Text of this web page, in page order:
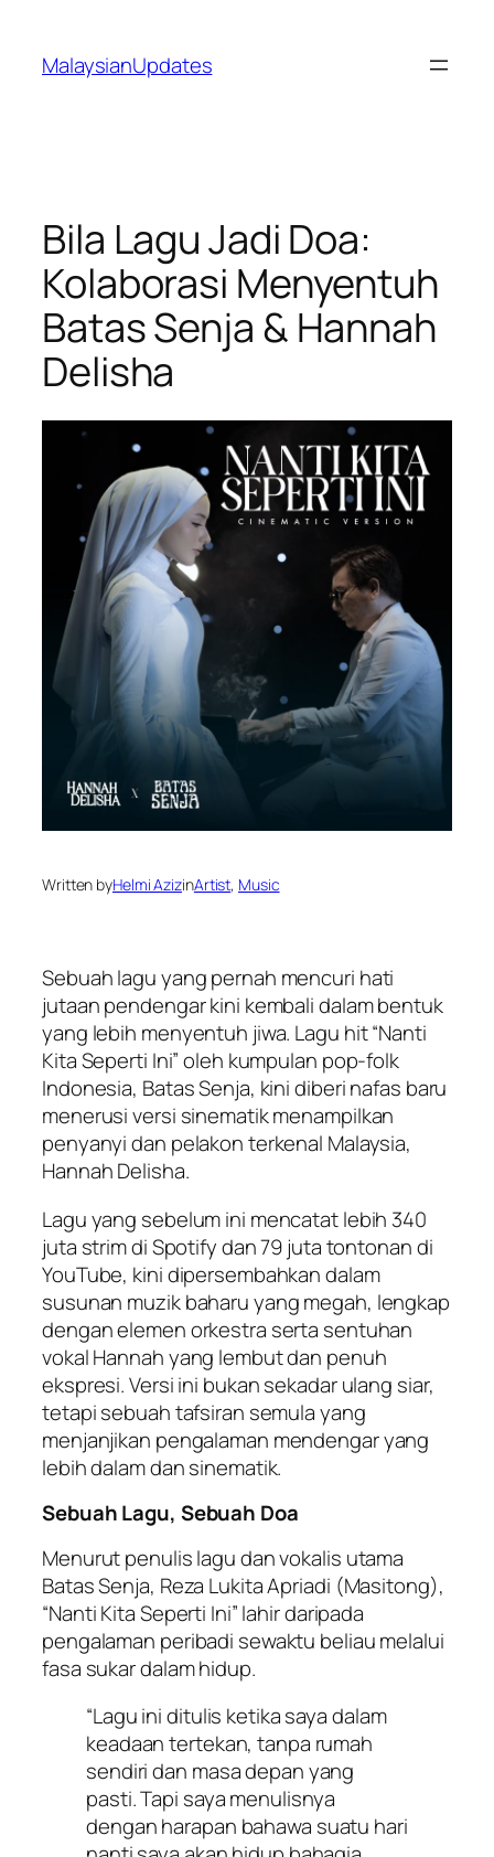
content
MalaysianUpdates
Bila Lagu Jadi Doa:
Kolaborasi Menyentuh
Batas Senja & Hannah
Delisha
Written byHelmi AzizinArtist, Music
Sebuah lagu yang pernah mencuri hati
jutaan pendengar kini kembali dalam bentuk
yang lebih menyentuh jiwa. Lagu hit “Nanti
Kita Seperti Ini” oleh kumpulan pop-folk
Indonesia, Batas Senja, kini diberi nafas baru
menerusi versi sinematik menampilkan
penyanyi dan pelakon terkenal Malaysia,
Hannah Delisha.
Lagu yang sebelum ini mencatat lebih 340
juta strim di Spotify dan 79 juta tontonan di
YouTube, kini dipersembahkan dalam
susunan muzik baharu yang megah, lengkap
dengan elemen orkestra serta sentuhan
vokal Hannah yang lembut dan penuh
ekspresi. Versi ini bukan sekadar ulang siar,
tetapi sebuah tafsiran semula yang
menjanjikan pengalaman mendengar yang
lebih dalam dan sinematik.
Sebuah Lagu, Sebuah Doa
Menurut penulis lagu dan vokalis utama
Batas Senja, Reza Lukita Apriadi (Masitong),
“Nanti Kita Seperti Ini” lahir daripada
pengalaman peribadi sewaktu beliau melalui
fasa sukar dalam hidup.
“Lagu ini ditulis ketika saya dalam
keadaan tertekan, tanpa rumah
sendiri dan masa depan yang
pasti. Tapi saya menulisnya
dengan harapan bahawa suatu hari